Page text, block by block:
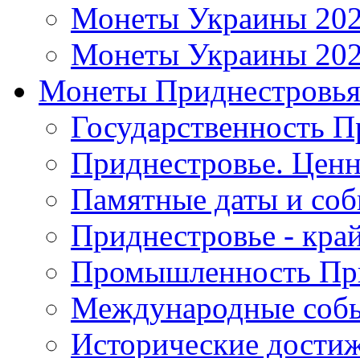
Монеты Украины
Монеты Украины
Монеты Приднестровья
Государственность
Приднестровье.
Памятные даты и
Приднестровье -
Промышленность
Международные
Исторические